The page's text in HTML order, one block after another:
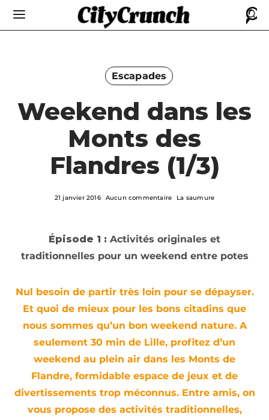
Escapades
Weekend dans les
Monts des
Flandres (1/3)
21 janvier 2016 Aucun commentaire La saumure
Épisode 1 : Activités originales et
traditionnelles pour un weekend entre potes
Nul besoin de partir très loin pour se dépayser.
Et quoi de mieux pour les bons citadins que
nous sommes qu’un bon weekend nature. A
seulement 30 min de Lille, profitez d’un
weekend au plein air dans les Monts de
Flandre, formidable espace de jeux et de
divertissements trop méconnus. Entre amis, on
vous propose des activités traditionnelles,